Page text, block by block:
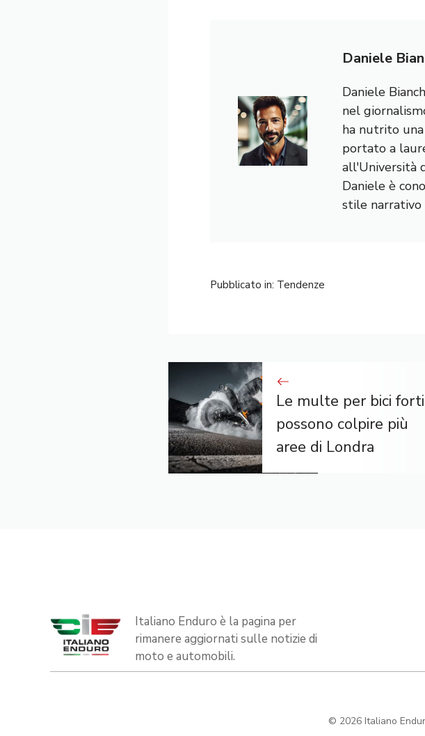
Daniele
Daniele
nel
ha nutrito
portato a
all'Università
Daniele è
stile narrativo
Pubblicato in: Tendenze
Le multe per bici forti
possono colpire più
aree di Londra
Italiano Enduro è la pagina per
rimanere aggiornati sulle notizie di
moto e automobili.
© 2026 Italiano